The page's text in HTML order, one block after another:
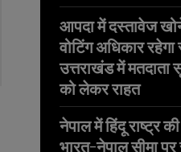
आपदा में दस्तावेज
वोटिंग अधिकार रहेगा
उत्तराखंड में मतदाता
को लेकर राहत
नेपाल में हिंदू राष्ट्र
भारत-नेपाल सीमा पर